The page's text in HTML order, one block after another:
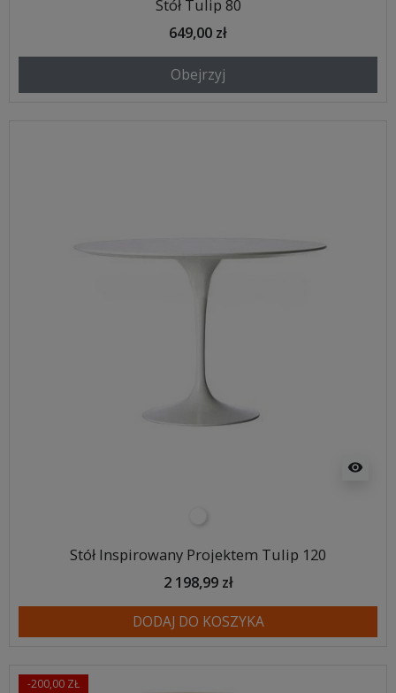
Stół Tulip 80
649,00 zł
Obejrzyj
visibility
Stół Inspirowany Projektem Tulip 120
2 198,99 zł
DODAJ DO KOSZYKA
-200,00 ZŁ